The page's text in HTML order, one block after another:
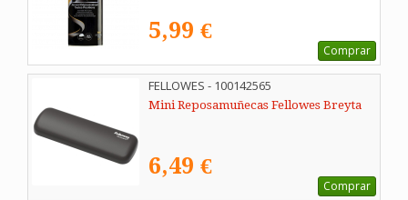
5,99 €
Comprar
FELLOWES - 100142565
Mini Reposamuñecas Fellowes Breyta
6,49 €
Comprar